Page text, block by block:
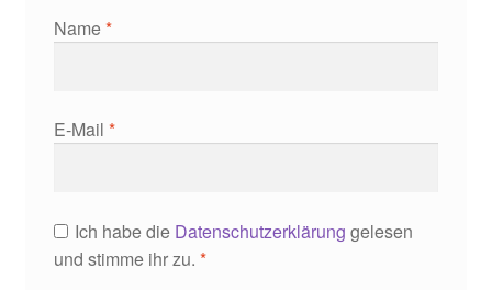
Name*
E-Mail *
Ich habe die Datenschutzerklärung gelesen
und stimme ihr zu. *